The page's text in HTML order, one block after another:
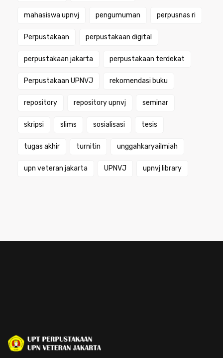
mahasiswa upnvj pengumuman perpusnas ri
Perpustakaan perpustakaan digital
perpustakaan jakarta perpustakaan terdekat
Perpustakaan UPNVJ rekomendasi buku
repository repository upnvj seminar
skripsi slims sosialisasi tesis
tugas akhir turnitin unggahkaryailmiah
upn veteran jakarta UPNVJ upnvj library